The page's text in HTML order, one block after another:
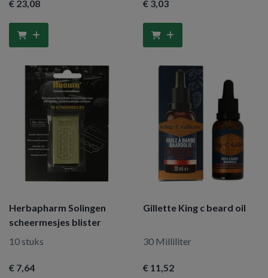
€ 23,08 € 3,03
Herbapharm Solingen
scheermesjes blister
10 stuks
€ 7,64
Gillette King c beard oil
30 Milliliter
€ 11,52